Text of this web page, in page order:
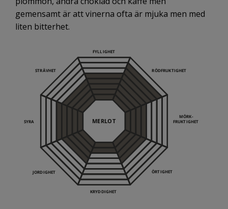
gemensamt är att vinerna ofta är mjuka men med
liten bitterhet.